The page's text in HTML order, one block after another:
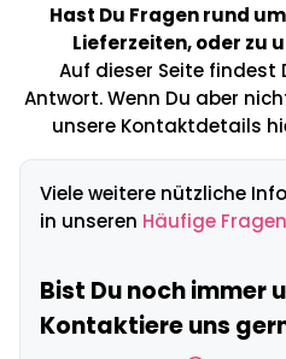
Hast Du Fragen rund
Lieferzeiten, oder zu
Auf dieser Seite
Antwort. Wenn Du aber
unsere Kontaktdetails
Viele weitere nützliche
in unseren Häufige Fragen
Bist Du noch immer
Kontaktiere uns